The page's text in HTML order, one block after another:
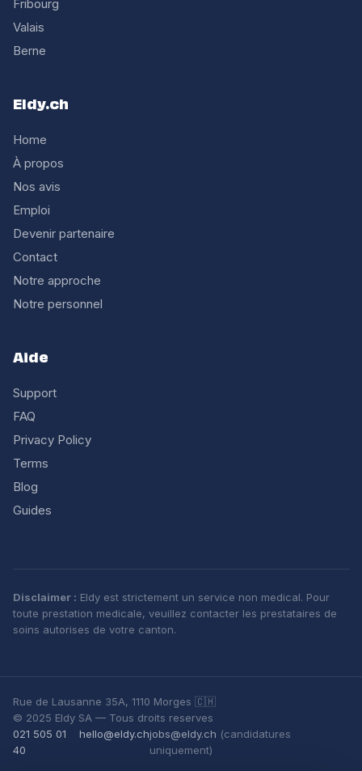
Fribourg
Valais
Berne
Eldy.ch
Home
À propos
Nos avis
Emploi
Devenir partenaire
Contact
Notre approche
Notre personnel
Aide
Support
FAQ
Privacy Policy
Terms
Blog
Guides
Disclaimer : Eldy est strictement un service non medical. Pour
toute prestation medicale, veuillez contacter les prestataires de
soins autorises de votre canton.
Rue de Lausanne 35A, 1110 Morges 🇨🇭
© 2025 Eldy SA — Tous droits reserves
021 505 01
40
hello@eldy.chjobs@eldy.ch (candidatures
uniquement)